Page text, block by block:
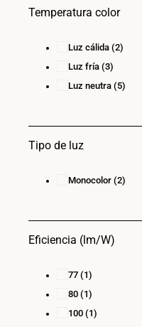
Temperatura color
Luz cálida (2)
Luz fría (3)
Luz neutra (5)
Tipo de luz
Monocolor (2)
Eficiencia (lm/W)
77 (1)
80 (1)
100 (1)